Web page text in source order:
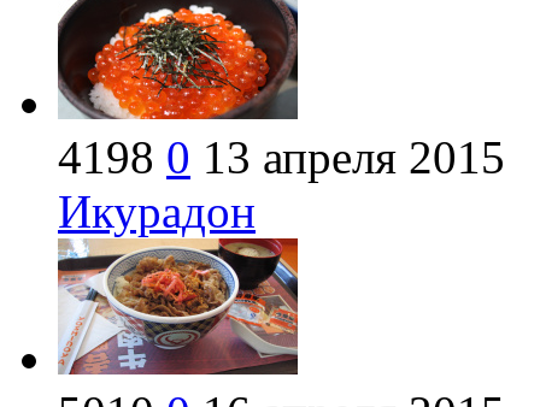
4198 0 13 апреля 2015
Икурадон